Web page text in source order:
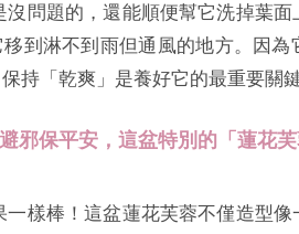
沒問題的，還能順便幫它洗掉葉
到淋不到雨但通風的地方。因
持「乾爽」是養好它的最重要關鍵
邪保平安，這盆特別的「蓮花
一樣棒！這盆蓮花芙蓉不僅造型